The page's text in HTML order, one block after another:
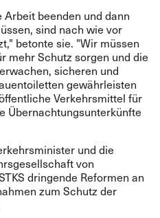
beenden und dann
sind nach wie vor
betonte sie. "Wir müssen
mehr Schutz sorgen und die
sicheren und
gewährleisten
Verkehrsmittel für
Übernachtungsunterkünfte
und die
von
dringende Reformen an
zum Schutz der